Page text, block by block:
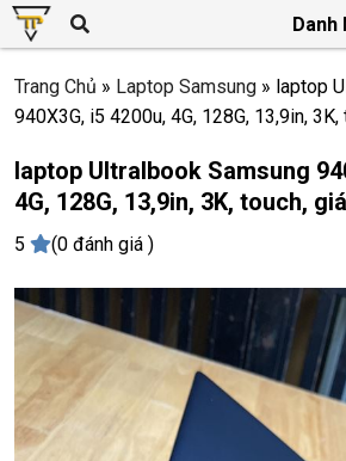
Danh
Trang Chủ » Laptop Samsung » laptop
940X3G, i5 4200u, 4G, 128G, 13,9in, 3K,
laptop Ultralbook Samsung
4G, 128G, 13,9in, 3K, touch,
5 (0 đánh giá )